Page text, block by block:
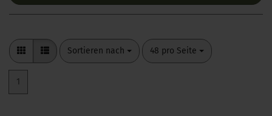
Sortieren nach
Sortieren nach 48 pro Seite
pro Seite
1